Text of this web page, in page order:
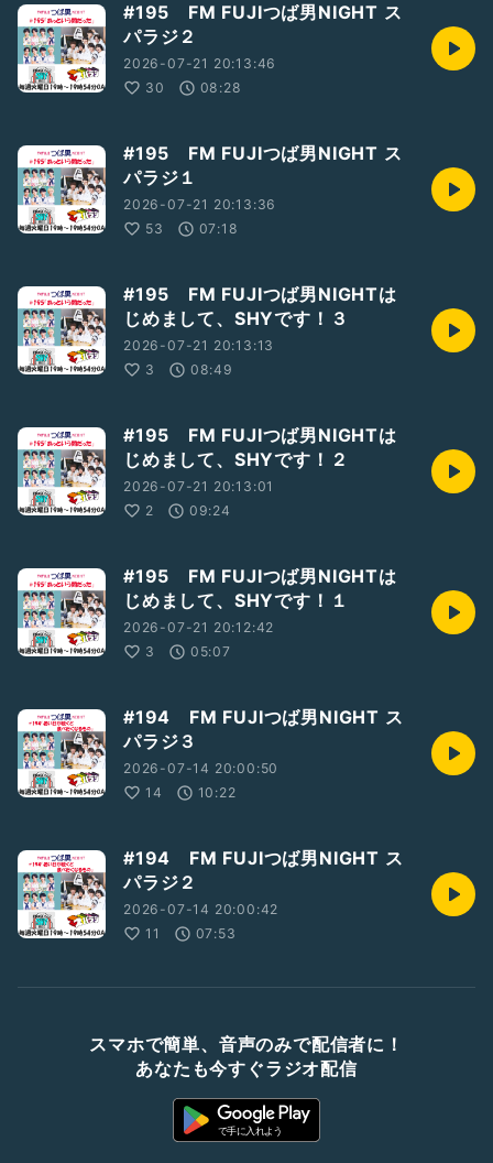
#195 FM FUJIつば男NIGHT ス
パラジ２
2026-07-21 20:13:46
30
08:28
#195 FM FUJIつば男NIGHT ス
パラジ１
2026-07-21 20:13:36
53
07:18
#195 FM FUJIつば男NIGHTは
じめまして、SHYです！３
2026-07-21 20:13:13
3
08:49
#195 FM FUJIつば男NIGHTは
じめまして、SHYです！２
2026-07-21 20:13:01
2
09:24
#195 FM FUJIつば男NIGHTは
じめまして、SHYです！１
2026-07-21 20:12:42
3
05:07
#194 FM FUJIつば男NIGHT ス
パラジ３
2026-07-14 20:00:50
14
10:22
#194 FM FUJIつば男NIGHT ス
パラジ２
2026-07-14 20:00:42
11
07:53
スマホで簡単、音声のみで配信者に！
あなたも今すぐラジオ配信